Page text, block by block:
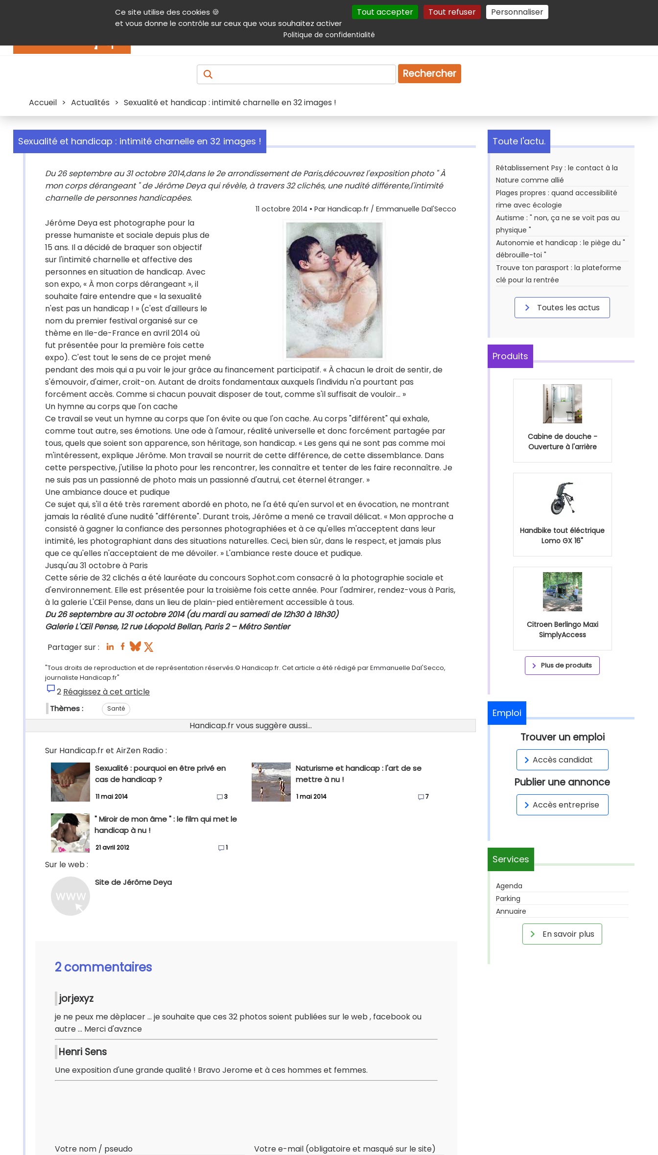
Ce site utilise des cookies 🍪
et vous donne le contrôle sur ceux que vous souhaitez activer
Tout accepter Tout refuser Personnaliser
Politique de confidentialité
Contenu Aide et accessibilité Menu principal Autres services Plan du site Gestion des cookies
Produits & services Emploi Droit
Rechercher
Accueil > Actualités > Sexualité et handicap : intimité charnelle en 32 images !
Sexualité et handicap : intimité charnelle en 32 images !
Du 26 septembre au 31 octobre 2014,dans le 2e arrondissement de Paris,découvrez l'exposition photo " À
mon corps dérangeant " de Jérôme Deya qui révèle, à travers 32 clichés, une nudité différente,l'intimité
charnelle de personnes handicapées.
11 octobre 2014 • Par Handicap.fr / Emmanuelle Dal'Secco
Jérôme Deya est photographe pour la
presse humaniste et sociale depuis plus de
15 ans. Il a décidé de braquer son objectif
sur l'intimité charnelle et affective des
personnes en situation de handicap. Avec
son expo, « À mon corps dérangeant », il
souhaite faire entendre que « la sexualité
n'est pas un handicap ! » (c'est d'ailleurs le
nom du premier festival organisé sur ce
thème en Ile-de-France en avril 2014 où
fut présentée pour la première fois cette
expo). C'est tout le sens de ce projet mené
pendant des mois qui a pu voir le jour grâce au financement participatif. « À chacun le droit de sentir, de
s'émouvoir, d'aimer, croit-on. Autant de droits fondamentaux auxquels l'individu n'a pourtant pas
forcément accès. Comme si chacun pouvait disposer de tout, comme s'il suffisait de vouloir… »
Un hymne au corps que l'on cache
Ce travail se veut un hymne au corps que l'on évite ou que l'on cache. Au corps "différent" qui exhale,
comme tout autre, ses émotions. Une ode à l'amour, réalité universelle et donc forcément partagée par
tous, quels que soient son apparence, son héritage, son handicap. « Les gens qui ne sont pas comme moi
m'intéressent, explique Jérôme. Mon travail se nourrit de cette différence, de cette dissemblance. Dans
cette perspective, j'utilise la photo pour les rencontrer, les connaître et tenter de les faire reconnaître. Je
ne suis pas un passionné de photo mais un passionné d'autrui, cet éternel étranger. »
Une ambiance douce et pudique
Ce sujet qui, s'il a été très rarement abordé en photo, ne l'a été qu'en survol et en évocation, ne montrant
jamais la réalité d'une nudité "différente". Durant trois, Jérôme a mené ce travail délicat. « Mon approche a
consisté à gagner la confiance des personnes photographiées et à ce qu'elles m'acceptent dans leur
intimité, les photographiant dans des situations naturelles. Ceci, bien sûr, dans le respect, et jamais plus
que ce qu'elles n'acceptaient de me dévoiler. » L'ambiance reste douce et pudique.
Jusqu'au 31 octobre à Paris
Cette série de 32 clichés a été lauréate du concours Sophot.com consacré à la photographie sociale et
d'environnement. Elle est présentée pour la troisième fois cette année. Pour l'admirer, rendez-vous à Paris,
à la galerie L'Œil Pense, dans un lieu de plain-pied entièrement accessible à tous.
Du 26 septembre au 31 octobre 2014 (du mardi au samedi de 12h30 à 18h30)
Galerie L'Œil Pense, 12 rue Léopold Bellan, Paris 2 – Métro Sentier
Partager sur :
"Tous droits de reproduction et de représentation réservés.© Handicap.fr. Cet article a été rédigé par Emmanuelle Dal'Secco,
journaliste Handicap.fr"
2 Réagissez à cet article
Thèmes : Santé
Handicap.fr vous suggère aussi...
Sur Handicap.fr et AirZen Radio :
Sexualité : pourquoi en être privé en
cas de handicap ?
11 mai 2014 3
Naturisme et handicap : l'art de se
mettre à nu !
1 mai 2014 7
" Miroir de mon âme " : le film qui met le
handicap à nu !
21 avril 2012 1
Sur le web :
Site de Jérôme Deya
2 commentaires
jorjexyz
je ne peux me dèplacer ... je souhaite que ces 32 photos soient publiées sur le web , facebook ou
autre ... Merci d'avznce
Henri Sens
Une exposition d'une grande qualité ! Bravo Jerome et à ces hommes et femmes.
Votre nom / pseudo Votre e-mail (obligatoire et masqué sur le site)
Toute l'actu.
Rétablissement Psy : le contact à la
Nature comme allié
Plages propres : quand accessibilité
rime avec écologie
Autisme : " non, ça ne se voit pas au
physique "
Autonomie et handicap : le piège du "
débrouille-toi "
Trouve ton parasport : la plateforme
clé pour la rentrée
Toutes les actus
Produits
Cabine de douche -
Ouverture à l'arrière
Handbike tout éléctrique
Lomo GX 16"
Citroen Berlingo Maxi
SimplyAccess
Plus de produits
Emploi
Trouver un emploi
Accès candidat
Publier une annonce
Accès entreprise
Services
Agenda
Parking
Annuaire
En savoir plus